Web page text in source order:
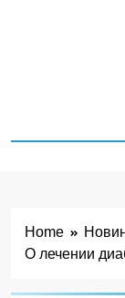
Home
О лечении